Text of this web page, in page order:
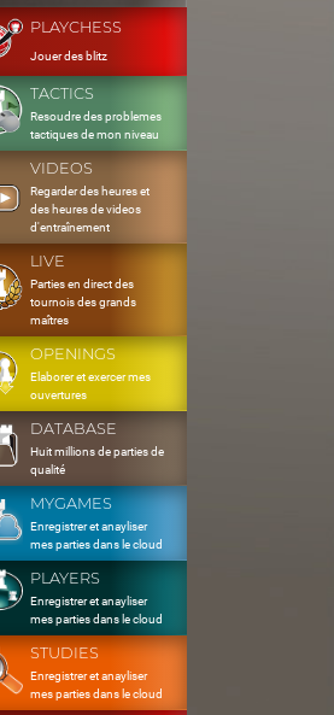
PLAYCHESS
Jouer des blitz
TACTICS
Resoudre des problemes
tactiques de mon niveau
VIDEOS
Regarder des heures et
des heures de videos
d'entraînement
LIVE
Parties en direct des
tournois des grands
maîtres
OPENINGS
Elaborer et exercer mes
ouvertures
DATABASE
Huit millions de parties de
qualité
MYGAMES
Enregistrer et anayliser
mes parties dans le cloud
PLAYERS
Enregistrer et anayliser
mes parties dans le cloud
STUDIES
Enregistrer et anayliser
mes parties dans le cloud